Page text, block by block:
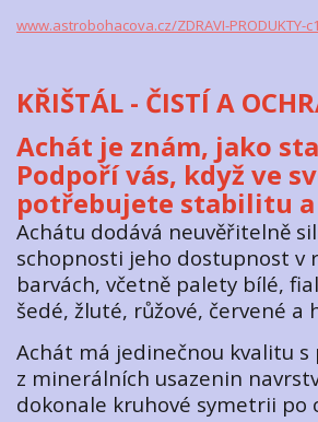
www.astrobohacova.cz/ZDRAVI-PRODUKTY-
KŘIŠTÁL - ČISTÍ A
Achát je znám, jako
Podpoří vás, když ve
potřebujete stabilitu a
Achátu dodává neuvěřitelně
schopnosti jeho dostupnost v
barvách, včetně palety bílé,
šedé, žluté, růžové, červené a
Achát má jedinečnou kvalitu s
z minerálních usazenin
dokonale kruhové symetrii po